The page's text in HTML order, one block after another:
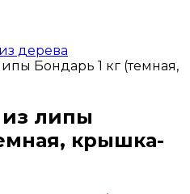
дерева
Бондарь 1 кг (темная,
из липы
крышка-